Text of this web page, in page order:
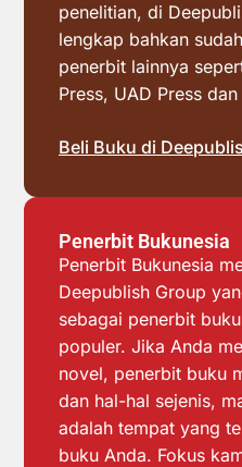
penelitian, di
lengkap bahkan
penerbit lainnya
Press, UAD Press
Beli Buku di
Penerbit Bukunesia
Penerbit Bukunesia
Deepublish Group
sebagai penerbit
populer. Jika Anda
novel, penerbit buku
dan hal-hal sejenis,
adalah tempat yang
buku Anda. Fokus